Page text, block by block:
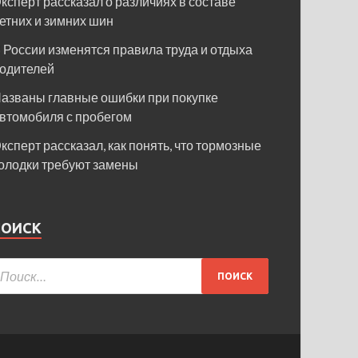
и зимних шин
России изменятся правила труда и отдыха
главные ошибки при покупке
с пробегом
рассказал, как понять, что тормозные
требуют замены